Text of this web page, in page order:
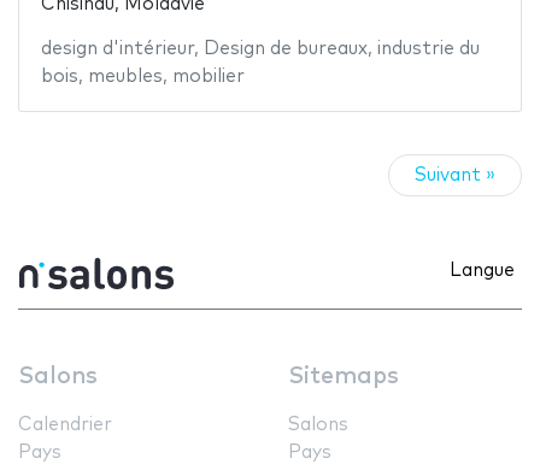
Chisinau, Moldavie
design d'intérieur, Design de bureaux, industrie du
bois, meubles, mobilier
Suivant »
Langue
Salons
Calendrier
Pays
Sitemaps
Salons
Pays